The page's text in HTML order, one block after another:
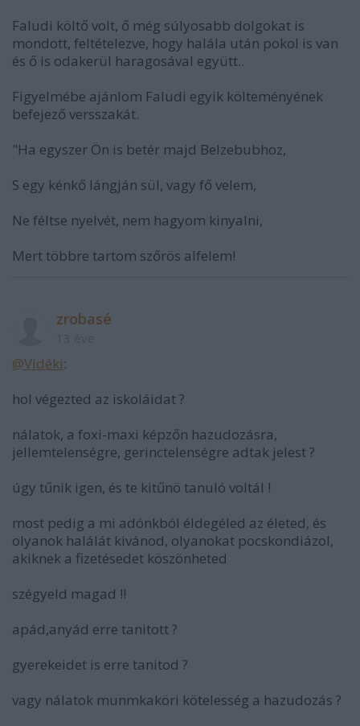
Faludi költő volt, ő még súlyosabb dolgokat is
mondott, feltételezve, hogy halála után pokol is van
és ő is odakerül haragosával együtt..
Figyelmébe ajánlom Faludi egyik költeményének
befejező versszakát.
"Ha egyszer Ön is betér majd Belzebubhoz,
S egy kénkő lángján sül, vagy fő velem,
Ne féltse nyelvét, nem hagyom kinyalni,
Mert többre tartom szőrös alfelem!
zrobasé
@Vidéki:
hol végezted az iskoláidat ?
nálatok, a foxi-maxi képzőn hazudozásra,
jellemtelenségre, gerinctelenségre adtak jelest ?
úgy tűnik igen, és te kitűnö tanuló voltál !
most pedig a mi adónkból éldegéled az életed, és
olyanok halálát kivánod, olyanokat pocskondiázol,
akiknek a fizetésedet köszönheted
szégyeld magad !!
apád,anyád erre tanitott ?
gyerekeidet is erre tanitod ?
vagy nálatok munmkaköri kötelesség a hazudozás ?